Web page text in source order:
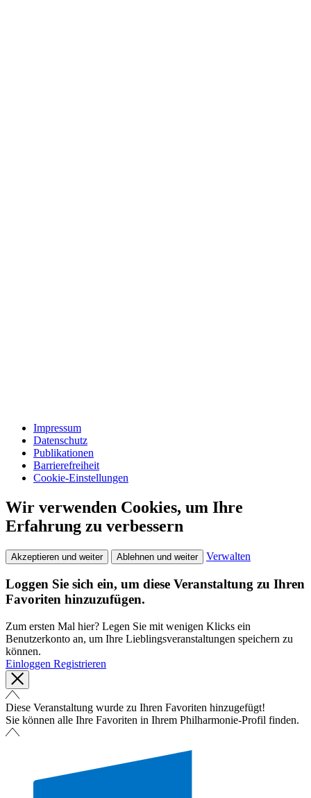
Impressum
Datenschutz
Publikationen
Barrierefreiheit
Cookie-Einstellungen
Wir verwenden Cookies, um Ihre
Erfahrung zu verbessern
Akzeptieren und weiter Ablehnen und weiter Verwalten
Loggen Sie sich ein, um diese Veranstaltung zu Ihren
Favoriten hinzuzufügen.
Zum ersten Mal hier? Legen Sie mit wenigen Klicks ein
Benutzerkonto an, um Ihre Lieblingsveranstaltungen speichern zu
können.
Einloggen Registrieren
Diese Veranstaltung wurde zu Ihren Favoriten hinzugefügt!
Sie können alle Ihre Favoriten in Ihrem Philharmonie-Profil finden.